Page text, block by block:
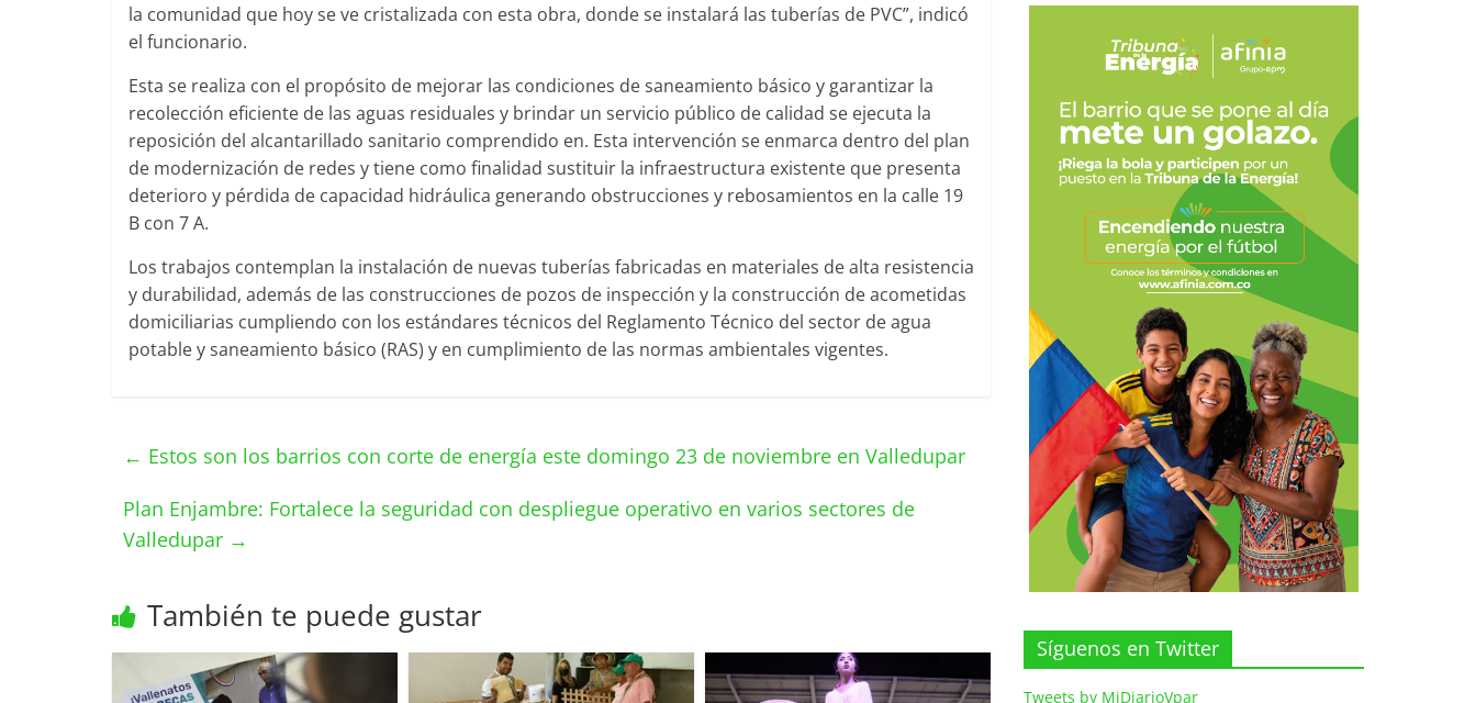
la comunidad que hoy se ve cristalizada con esta obra, donde se instalará las tuberías de PVC”, indicó
el funcionario.
Esta se realiza con el propósito de mejorar las condiciones de saneamiento básico y garantizar la
recolección eficiente de las aguas residuales y brindar un servicio público de calidad se ejecuta la
reposición del alcantarillado sanitario comprendido en. Esta intervención se enmarca dentro del plan
de modernización de redes y tiene como finalidad sustituir la infraestructura existente que presenta
deterioro y pérdida de capacidad hidráulica generando obstrucciones y rebosamientos en la calle 19
B con 7 A.
Los trabajos contemplan la instalación de nuevas tuberías fabricadas en materiales de alta resistencia
y durabilidad, además de las construcciones de pozos de inspección y la construcción de acometidas
domiciliarias cumpliendo con los estándares técnicos del Reglamento Técnico del sector de agua
potable y saneamiento básico (RAS) y en cumplimiento de las normas ambientales vigentes.
← Estos son los barrios con corte de energía este domingo 23 de noviembre en Valledupar
Plan Enjambre: Fortalece la seguridad con despliegue operativo en varios sectores de
Valledupar →
También te puede gustar
Síguenos en Twitter
Tweets by MiDiarioVpar